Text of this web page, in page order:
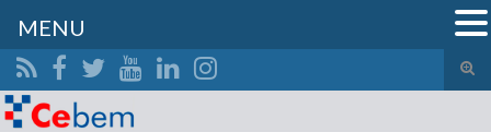
el
Search for:
MENU